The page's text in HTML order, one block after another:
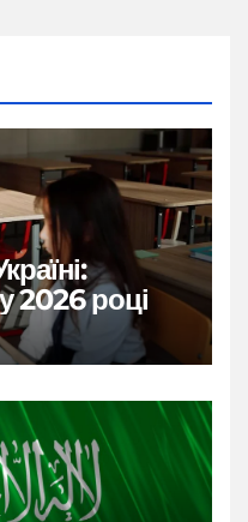
2026 році